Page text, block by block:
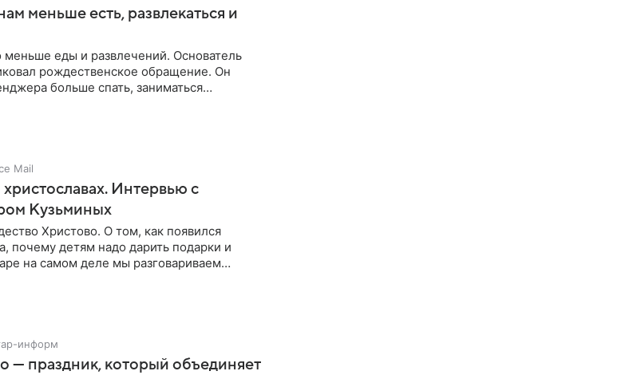
меньше есть, развлекаться и
еды и развлечений. Основатель
рождественское обращение. Он
больше спать, заниматься
Mail
Интервью с
Кузьминых
Христово. О том, как появился
почему детям надо дарить подарки и
на самом деле мы разговариваем
информ
— праздник, который объединяет